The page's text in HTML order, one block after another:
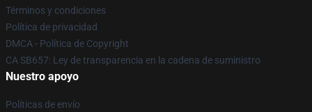
Términos y condiciones
Política de privacidad
DMCA - Política de Copyright
CA SB657: Ley de transparencia en la cadena de suministro
Nuestro apoyo
Políticas de envío